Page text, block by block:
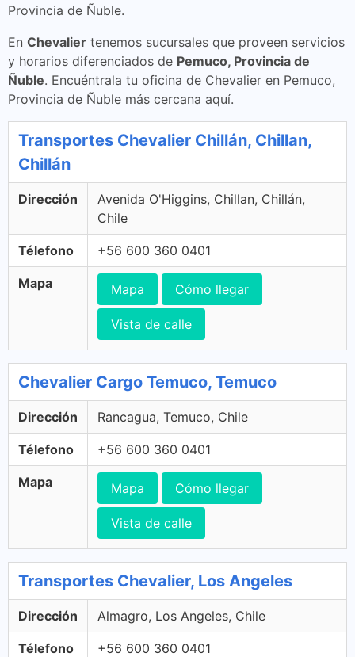
Provincia de Ñuble.
En Chevalier tenemos sucursales que proveen servicios
y horarios diferenciados de Pemuco, Provincia de
Ñuble. Encuéntrala tu oficina de Chevalier en Pemuco,
Provincia de Ñuble más cercana aquí.
Transportes Chevalier Chillán, Chillan,
Chillán
Dirección
Avenida O'Higgins, Chillan, Chillán,
Chile
Télefono +56 600 360 0401
Mapa Mapa Cómo llegar
Vista de calle
Chevalier Cargo Temuco, Temuco
Dirección Rancagua, Temuco, Chile
Télefono +56 600 360 0401
Mapa Mapa Cómo llegar
Vista de calle
Transportes Chevalier, Los Angeles
Dirección Almagro, Los Angeles, Chile
Télefono +56 600 360 0401